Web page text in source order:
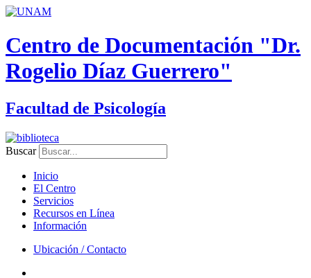
Centro de Documentación "Dr.
Rogelio Díaz Guerrero"
Facultad de Psicología
Buscar
Inicio
El Centro
Servicios
Recursos en Línea
Información
Ubicación / Contacto